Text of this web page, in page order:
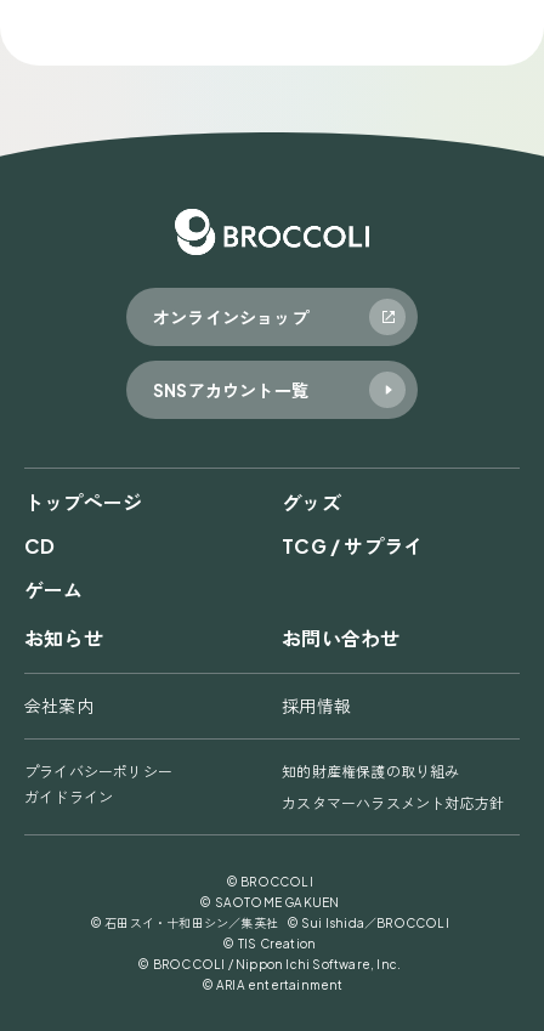
ゲ
オンラインショップ
SNSアカウント一覧
トップページ
グッズ
CD
TCG / サプライ
ゲーム
お知らせ
お問い合わせ
会社案内 採用情報
プライバシーポリシー
知的財産権保護の取り組み
ガイドライン
カスタマーハラスメント対応方針
© BROCCOLI
© SAOTOME GAKUEN
© 石田スイ・十和田シン／集英社 © Sui Ishida／BROCCOLI
© TIS Creation
© BROCCOLI / Nippon Ichi Software, Inc.
© ARIA entertainment